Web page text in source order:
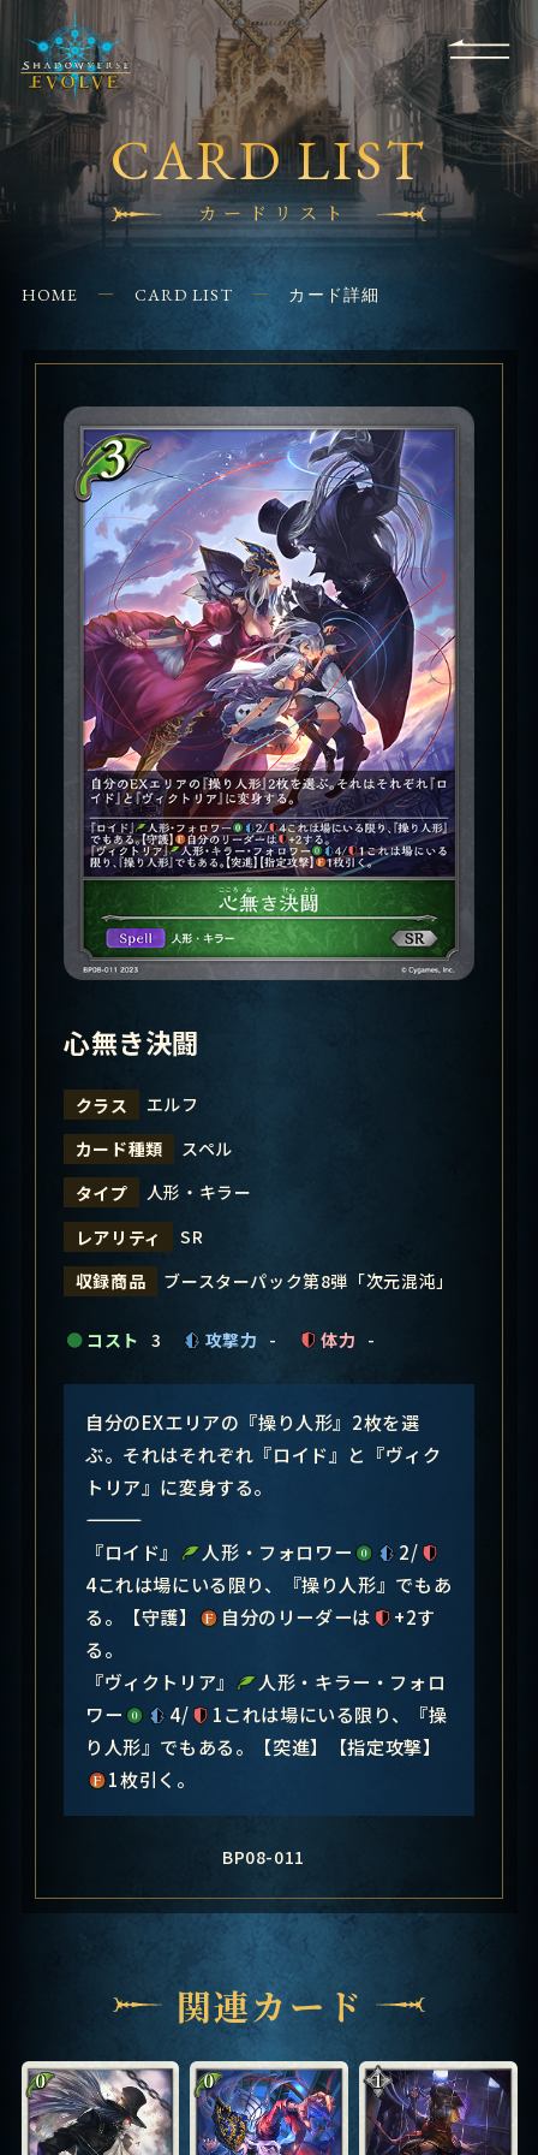
Q&A
EVENT SHOPS
FOR
BEGINNERS
APPLICATION
CONTACT
CARD LIST
カードリスト
HOME CARD LIST カード詳細
心無き決闘
クラス
エルフ
カード種類
スペル
タイプ
人形・キラー
レアリティ
SR
収録商品
ブースターパック第8弾「次元混沌」
コスト 3 攻撃力 - 体力 -
自分のEXエリアの『操り人形』2枚を選
ぶ。それはそれぞれ『ロイド』と『ヴィク
トリア』に変身する。
―――――――――――――――
『ロイド』
人形・フォロワー
2/
4これは場にいる限り、『操り人形』でもあ
る。【守護】
自分のリーダーは
+2す
る。
『ヴィクトリア』
人形・キラー・フォロ
ワー
4/
1これは場にいる限り、『操
り人形』でもある。【突進】【指定攻撃】
1枚引く。
BP08-011
関連カード